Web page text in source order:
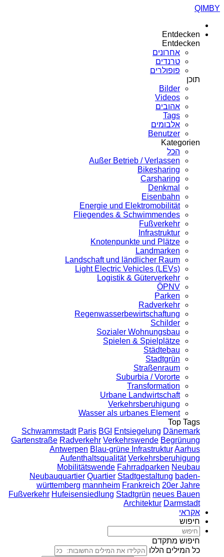
QIMBY
Entdecken
Entdecken
אחרונים
טרנדים
פופולרים
תוכן
Bilder
Videos
אהובים
Tags
אלבומים
Benutzer
Kategorien
הכל
Außer Betrieb / Verlassen
Bikesharing
Carsharing
Denkmal
Eisenbahn
Energie und Elektromobilität
Fliegendes & Schwimmendes
Fußverkehr
Infrastruktur
Knotenpunkte und Plätze
Landmarken
Landschaft und ländlicher Raum
Light Electric Vehicles (LEVs)
Logistik & Güterverkehr
ÖPNV
Parken
Radverkehr
Regenwasserbewirtschaftung
Schilder
Sozialer Wohnungsbau
Spielen & Spielplätze
Städtebau
Stadtgrün
Straßenraum
Suburbia / Vororte
Transformation
Urbane Landwirtschaft
Verkehrsberuhigung
Wasser als urbanes Element
Top Tags
Schwammstadt Paris BGI Entsiegelung Dänemark
Gartenstraße Radverkehr Verkehrswende Begrünung
Antwerpen Blau-grüne InfrastrukturAarhus
Aufenthaltsqualität Verkehrsberuhigung
Mobilitätswende Fahrradparken Neubau
Neubauquartier Quartier Stadtgestaltung baden-
württemberg mannheim Frankreich 20er Jahre
Fußverkehr Hufeisensiedlung Stadtgrün neues Bauen
Architektur Darmstadt
אקראי
חיפוש
חיפוש מתקדם
כל המילים הללו